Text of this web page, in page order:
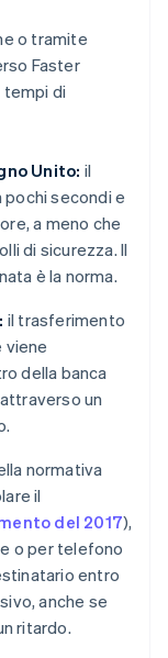
o tramite
Faster
tempi di
Unito: il
secondi e
a meno che
di sicurezza. Il
è la norma.
il trasferimento
viene
della banca
un
normativa
il
del 2017),
o per telefono
entro
anche se
ritardo.